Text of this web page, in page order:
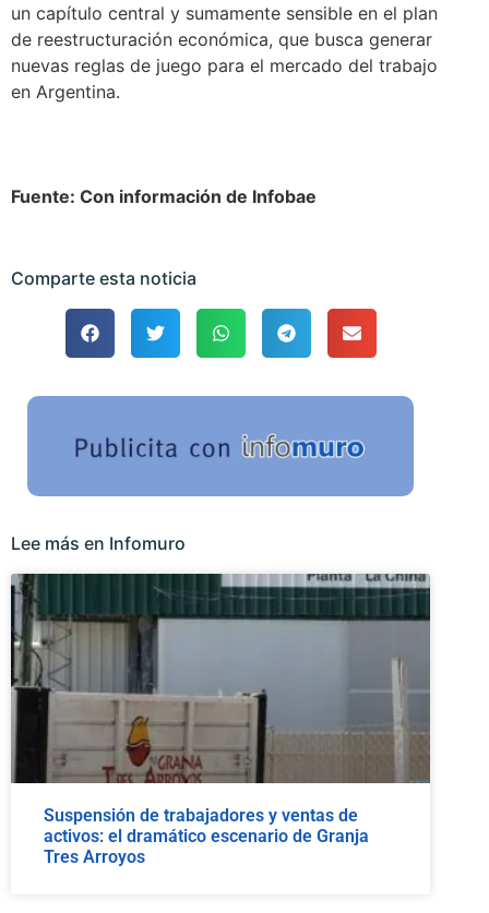
un capítulo central y sumamente sensible en el plan
de reestructuración económica, que busca generar
nuevas reglas de juego para el mercado del trabajo
en Argentina.
Fuente: Con información de Infobae
Comparte esta noticia
Lee más en Infomuro
Suspensión de trabajadores y ventas de
activos: el dramático escenario de Granja
Tres Arroyos